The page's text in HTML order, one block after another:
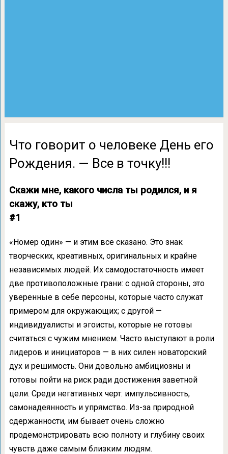
Что говорит о человеке День его
Рождения. — Все в точку!!!
Скажи мне, какого числа ты родился, и я
скажу, кто ты
#1
«Номер один» — и этим все сказано. Это знак
творческих, креативных, оригинальных и крайне
независимых людей. Их самодостаточность имеет
две противоположные грани: с одной стороны, это
уверенные в себе персоны, которые часто служат
примером для окружающих; с другой —
индивидуалисты и эгоисты, которые не готовы
считаться с чужим мнением. Часто выступают в роли
лидеров и инициаторов — в них силен новаторский
дух и решимость. Они довольно амбициозны и
готовы пойти на риск ради достижения заветной
цели. Среди негативных черт: импульсивность,
самонадеянность и упрямство. Из-за природной
сдержанности, им бывает очень сложно
продемонстрировать всю полноту и глубину своих
чувств даже самым близким людям.